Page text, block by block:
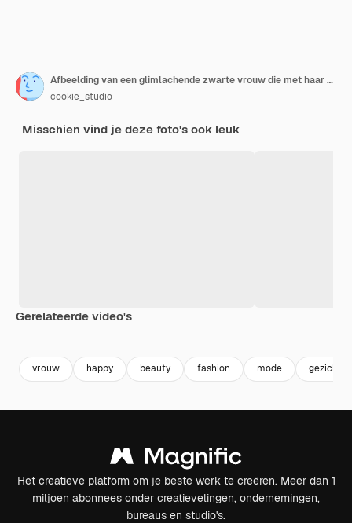
Afbeelding van een glimlachende zwarte vrouw die met haar vingers omhoog wijst en een grote reclame voor de verkoop van promo's toont met een gele t-shirt op een witte achtergrond
cookie_studio
Misschien vind je deze foto's ook leuk
Gerelateerde video's
vrouw happy beauty fashion mode gezicht
Het creatieve platform om je beste werk te creëren. Meer dan 1
miljoen abonnees onder creatievelingen, ondernemingen,
bureaus en studio's.